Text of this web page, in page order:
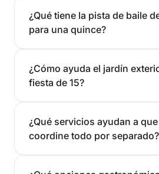
¿Qué tiene la pista de baile
para una quince?
¿Cómo ayuda el jardín
fiesta de 15?
¿Qué servicios ayudan a
coordine todo por separado?